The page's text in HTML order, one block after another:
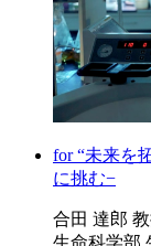
for “未来を
に挑む−
合田 達郎
生命科学部